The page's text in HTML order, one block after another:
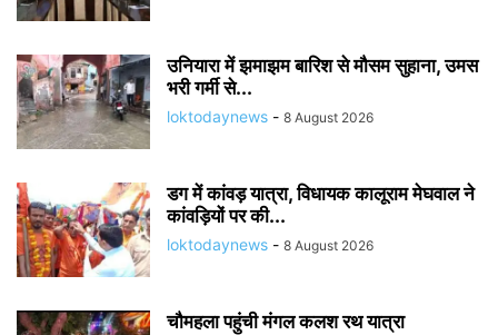
उनियारा में झमाझम बारिश से मौसम सुहाना, उमस
भरी गर्मी से...
loktodaynews - 8 August 2026
डग में कांवड़ यात्रा, विधायक कालूराम मेघवाल ने
कांवड़ियों पर की...
loktodaynews - 8 August 2026
चौमहला पहुंची मंगल कलश रथ यात्रा